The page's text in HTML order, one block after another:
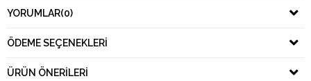
YORUMLAR(0)
ÖDEME SEÇENEKLERI
ÜRÜN ÖNERILERI